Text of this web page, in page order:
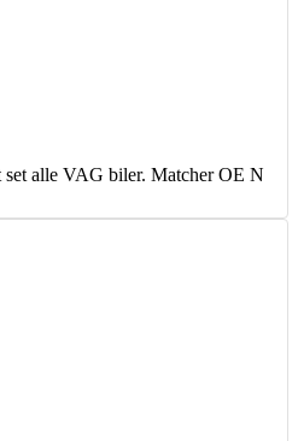
set alle VAG biler. Matcher OE N